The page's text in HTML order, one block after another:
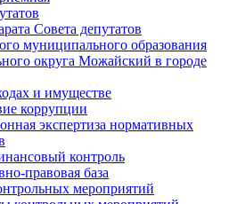
Совета депутатов
муниципального образования
округа Можайский в городе
и имуществе
коррупции
экспертиза нормативных
контроль
правовая база
мероприятий